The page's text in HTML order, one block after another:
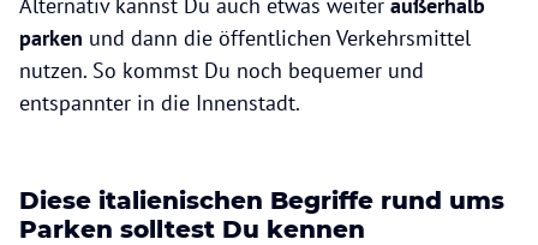
parken und dann die öffentlichen Verkehrsmittel
nutzen. So kommst Du noch bequemer und
entspannter in die Innenstadt.
Diese italienischen Begriffe rund ums
Parken solltest Du kennen